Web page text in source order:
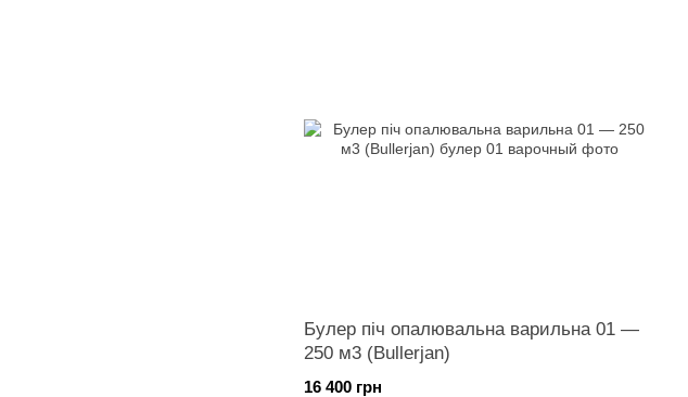
Булер піч опалювальна варильна 01 —
250 м3 (Bullerjan)
16 400 грн